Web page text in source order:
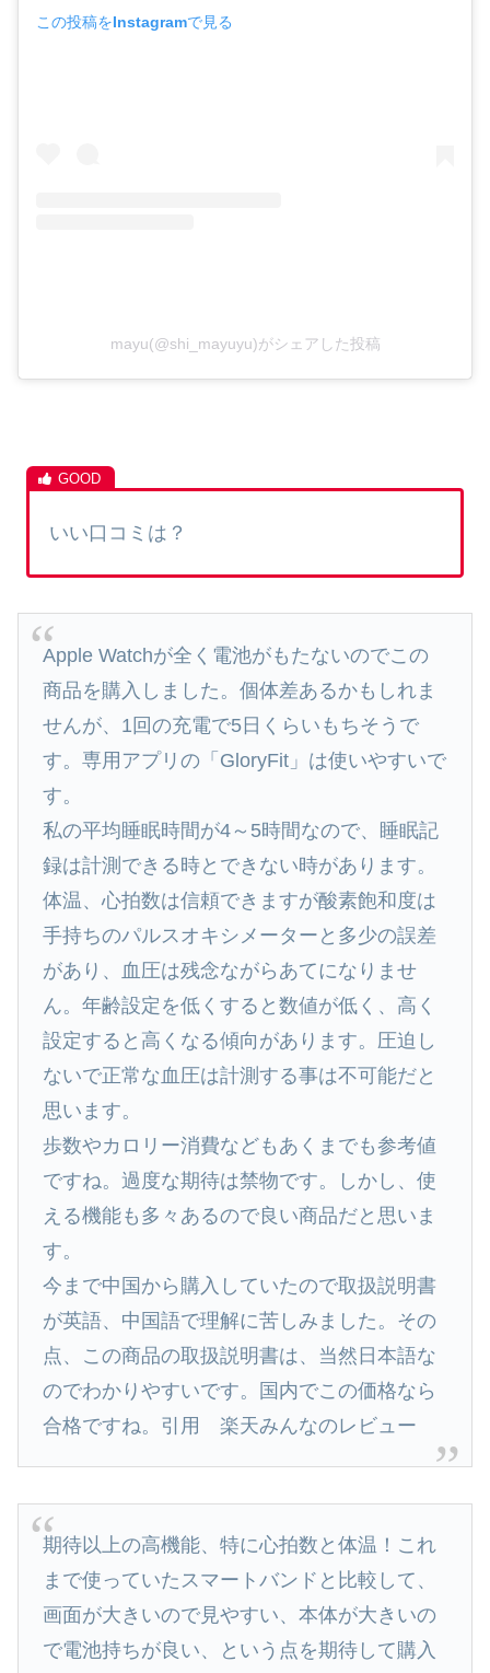
この投稿をInstagramで見る
mayu(@shi_mayuyu)がシェアした投稿
いい口コミは？
Apple Watchが全く電池がもたないのでこの
商品を購入しました。個体差あるかもしれま
せんが、1回の充電で5日くらいもちそうで
す。専用アプリの「GloryFit」は使いやすいで
す。
私の平均睡眠時間が4～5時間なので、睡眠記
録は計測できる時とできない時があります。
体温、心拍数は信頼できますが酸素飽和度は
手持ちのパルスオキシメーターと多少の誤差
があり、血圧は残念ながらあてになりませ
ん。年齢設定を低くすると数値が低く、高く
設定すると高くなる傾向があります。圧迫し
ないで正常な血圧は計測する事は不可能だと
思います。
歩数やカロリー消費などもあくまでも参考値
ですね。過度な期待は禁物です。しかし、使
える機能も多々あるので良い商品だと思いま
す。
今まで中国から購入していたので取扱説明書
が英語、中国語で理解に苦しみました。その
点、この商品の取扱説明書は、当然日本語な
のでわかりやすいです。国内でこの価格なら
合格ですね。引用 楽天みんなのレビュー
期待以上の高機能、特に心拍数と体温！これ
まで使っていたスマートバンドと比較して、
画面が大きいので見やすい、本体が大きいの
で電池持ちが良い、という点を期待して購入